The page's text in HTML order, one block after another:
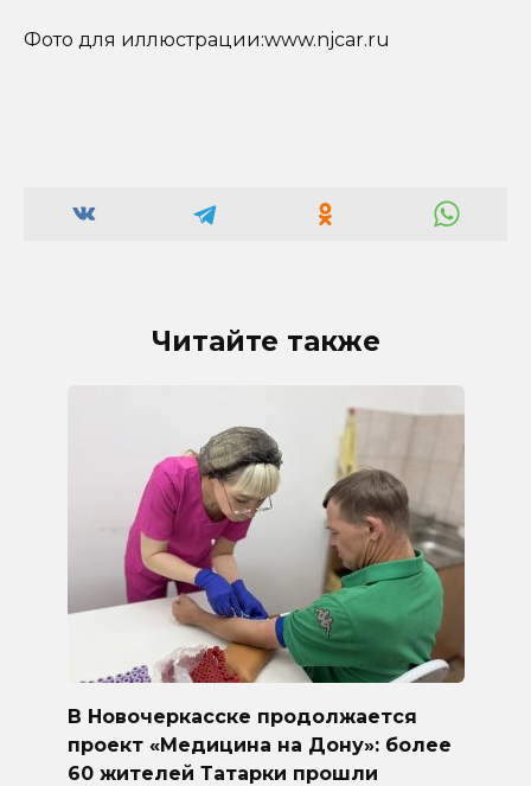
Фото для иллюстрации:www.njcar.ru
Читайте также
В Новочеркасске продолжается
проект «Медицина на Дону»: более
60 жителей Татарки прошли